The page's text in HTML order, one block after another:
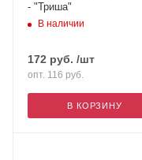
- "Триша"
В наличии
172 руб. /шт
опт. 116 руб.
В КОРЗИНУ